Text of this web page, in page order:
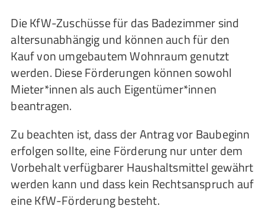
Die KfW-Zuschüsse für das Badezimmer sind
altersunabhängig und können auch für den
Kauf von umgebautem Wohnraum genutzt
werden. Diese Förderungen können sowohl
Mieter*innen als auch Eigentümer*innen
beantragen.
Zu beachten ist, dass der Antrag vor Baubeginn
erfolgen sollte, eine Förderung nur unter dem
Vorbehalt verfügbarer Haushaltsmittel gewährt
werden kann und dass kein Rechtsanspruch auf
eine KfW-Förderung besteht.